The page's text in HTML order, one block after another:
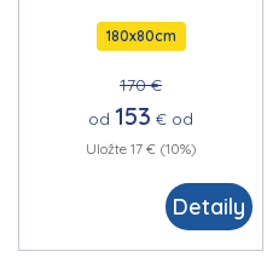
180x80cm
170 €
od 153 € od
Uložte 17 € (10%)
Detaily